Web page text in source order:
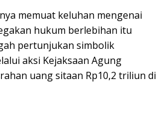
memuat keluhan mengenai
hukum berlebihan itu
pertunjukan simbolik
aksi Kejaksaan Agung
uang sitaan Rp10,2 triliun di